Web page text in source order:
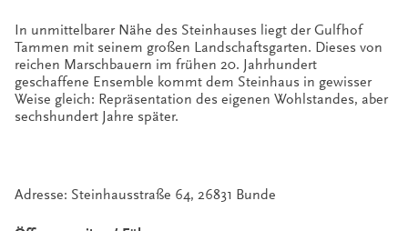
In unmittelbarer Nähe des Steinhauses liegt der Gulfhof
Tammen mit seinem großen Landschaftsgarten. Dieses von
reichen Marschbauern im frühen 20. Jahrhundert
geschaffene Ensemble kommt dem Steinhaus in gewisser
Weise gleich: Repräsentation des eigenen Wohlstandes, aber
sechshundert Jahre später.
Adresse: Steinhausstraße 64, 26831 Bunde